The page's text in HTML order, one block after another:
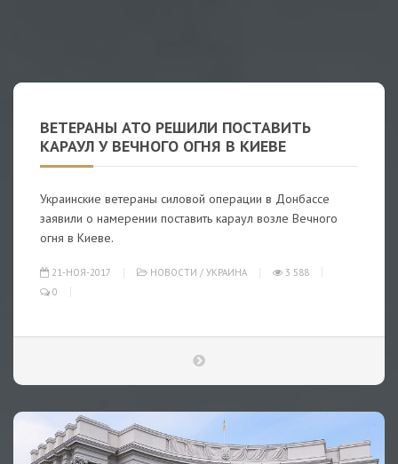
ВЕТЕРАНЫ АТО РЕШИЛИ ПОСТАВИТЬ
КАРАУЛ У ВЕЧНОГО ОГНЯ В КИЕВЕ
Украинские ветераны силовой операции в Донбассе
заявили о намерении поставить караул возле Вечного
огня в Киеве.
21-НОЯ-2017 НОВОСТИ / УКРАИНА
3 588
0